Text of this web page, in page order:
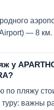
— 8 км.
у
пляжу
туру: важны